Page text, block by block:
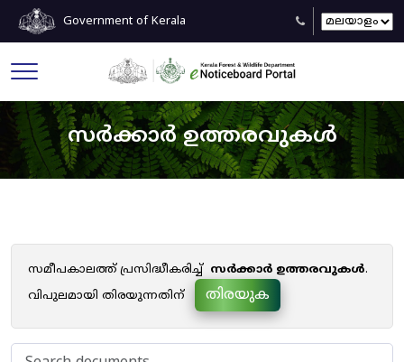
Government of Kerala
സർക്കാർ ഉത്തരവുകൾ
സമീപകാലത്ത് പ്രസിദ്ധീകരിച്ച് സർക്കാർ ഉത്തരവുകൾ.
വിപുലമായി തിരയുന്നതിന്
തിരയുക